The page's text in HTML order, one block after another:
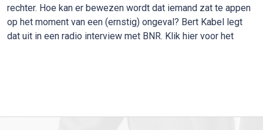
rechter. Hoe kan er bewezen wordt dat iemand zat te appen
op het moment van een (ernstig) ongeval? Bert Kabel legt
dat uit in een radio interview met BNR. Klik hier voor het